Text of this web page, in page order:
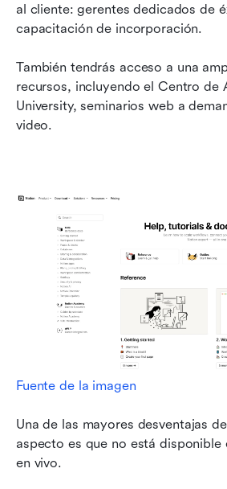
al cliente: gerentes dedicados de
capacitación de incorporación.
También tendrás acceso a una
recursos, incluyendo el Centro de
University, seminarios web a
video.
Fuente de la imagen
Una de las mayores desventajas
aspecto es que no está
en vivo.